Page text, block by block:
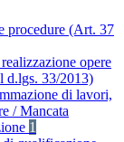
procedure (Art. 37
opere
d.lgs. 33/2013)
di lavori,
/ Mancata
1